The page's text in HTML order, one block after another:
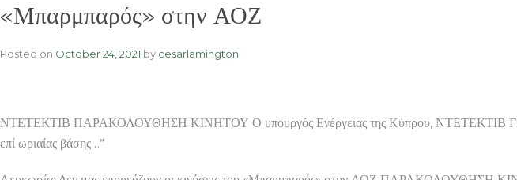
«Μπαρμπαρός» στην ΑΟΖ
Posted on October 24, 2021 by cesarlamington
ΝΤΕΤΕΚΤΙΒ ΠΑΡΑΚΟΛΟΥΘΗΣΗ ΚΙΝΗΤΟΥ Ο υπουργός Ενέργειας της Κύπρου, ΝΤΕΤΕΚΤΙΒ Γ.
επί ωριαίας βάσης…”